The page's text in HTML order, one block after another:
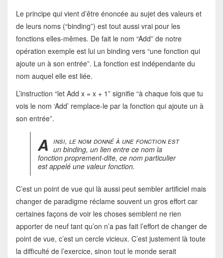
Le principe qui vient d’être énoncée au sujet des valeurs et
de leurs noms (“binding”) est tout aussi vrai pour les
fonctions elles-mêmes. De fait le nom “Add” de notre
opération exemple est lui un binding vers “une fonction qui
ajoute un à son entrée”. La fonction est indépendante du
nom auquel elle est liée.
L’instruction “let Add x = x + 1” signifie “à chaque fois que tu
vois le nom ‘Add’ remplace-le par la fonction qui ajoute un à
son entrée”.
A insi, le nom donné à une fonction est
un binding, un lien entre ce nom la
fonction proprement-dite, ce nom particulier
est appelé une valeur fonction.
C’est un point de vue qui là aussi peut sembler artificiel mais
changer de paradigme réclame souvent un gros effort car
certaines façons de voir les choses semblent ne rien
apporter de neuf tant qu’on n’a pas fait l’effort de changer de
point de vue, c’est un cercle vicieux. C’est justement là toute
la difficulté de l’exercice, sinon tout le monde serait